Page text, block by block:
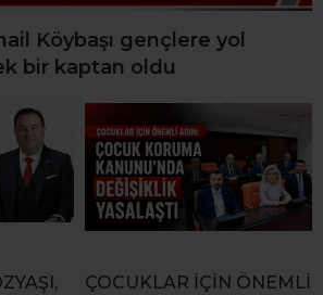
Köybaşı gençlere yol
bir kaptan oldu
ÇOCUKLAR İÇİN ÖNEMLİ